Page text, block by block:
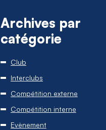
Archives par
catégorie
Club
Interclubs
Compétition externe
Compétition interne
Evènement